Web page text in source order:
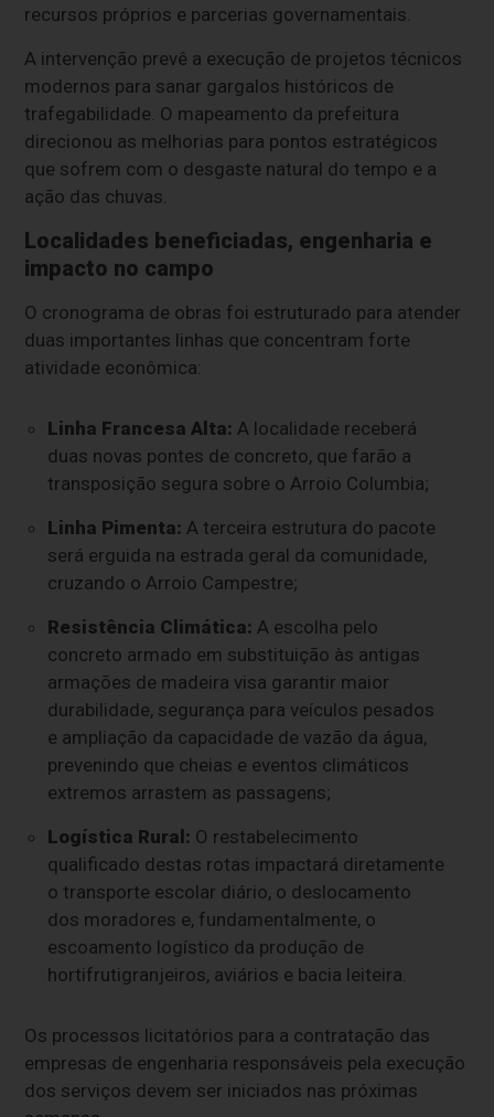
recursos próprios e parcerias governamentais.
A intervenção prevê a execução de projetos técnicos
modernos para sanar gargalos históricos de
trafegabilidade. O mapeamento da prefeitura
direcionou as melhorias para pontos estratégicos
que sofrem com o desgaste natural do tempo e a
ação das chuvas.
Localidades beneficiadas, engenharia e
impacto no campo
O cronograma de obras foi estruturado para atender
duas importantes linhas que concentram forte
atividade econômica:
Linha Francesa Alta: A localidade receberá
duas novas pontes de concreto, que farão a
transposição segura sobre o Arroio Columbia;
Linha Pimenta: A terceira estrutura do pacote
será erguida na estrada geral da comunidade,
cruzando o Arroio Campestre;
Resistência Climática: A escolha pelo
concreto armado em substituição às antigas
armações de madeira visa garantir maior
durabilidade, segurança para veículos pesados
e ampliação da capacidade de vazão da água,
prevenindo que cheias e eventos climáticos
extremos arrastem as passagens;
Logística Rural: O restabelecimento
qualificado destas rotas impactará diretamente
o transporte escolar diário, o deslocamento
dos moradores e, fundamentalmente, o
escoamento logístico da produção de
hortifrutigranjeiros, aviários e bacia leiteira.
Os processos licitatórios para a contratação das
empresas de engenharia responsáveis pela execução
dos serviços devem ser iniciados nas próximas